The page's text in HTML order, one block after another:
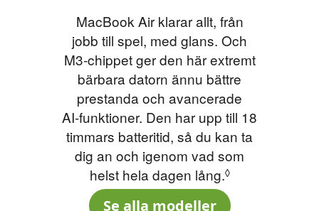
MacBook Air klarar allt, från
jobb till spel, med glans. Och
M3‑chippetger den här extremt
bärbara datorn ännu bättre
prestanda och avancerade
AI‑funktioner. Den har upp till 18
timmars batteritid, så du kan ta
dig an och igenom vad som
helst hela dagen lång.◊Se de
Se alla modeller